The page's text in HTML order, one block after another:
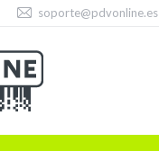
soporte@pdvonline.es